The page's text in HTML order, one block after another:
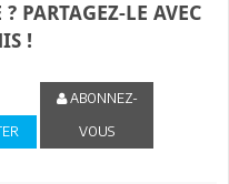
PARTAGEZ-LE AVEC
!
ABONNEZ-
VOUS